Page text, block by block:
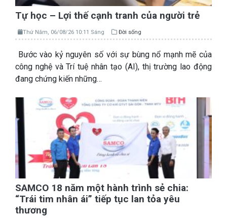
Tự học – Lợi thế cạnh tranh của người trẻ
Thứ Năm, 06/08/26 10:11 Sáng Đời sống
Bước vào kỷ nguyên số với sự bùng nổ mạnh mẽ của
công nghệ và Trí tuệ nhân tạo (AI), thị trường lao động
đang chứng kiến những…
SAMCO 18 năm một hành trình sẻ chia:
“Trái tim nhân ái” tiếp tục lan tỏa yêu
thương